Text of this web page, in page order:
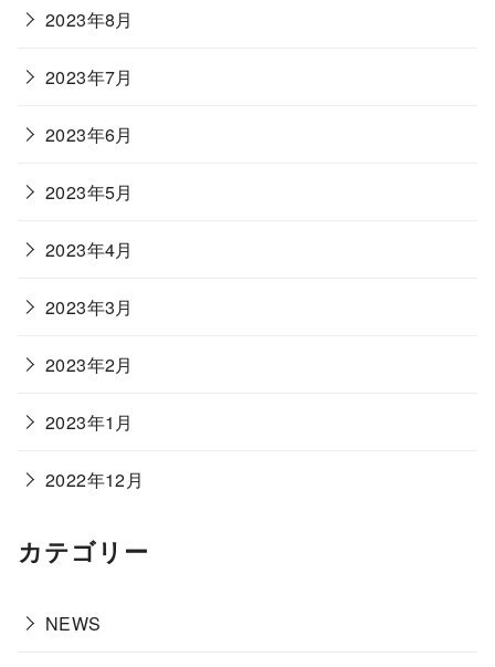
2023年8月
2023年7月
2023年6月
2023年5月
2023年4月
2023年3月
2023年2月
2023年1月
2022年12月
カテゴリー
NEWS